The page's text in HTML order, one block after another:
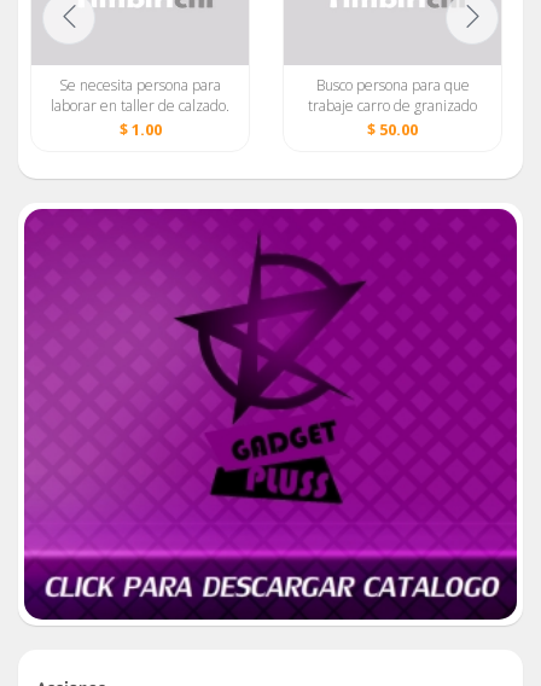
Se necesita persona para
laborar en taller de calzado.
$ 1.00
Busco persona para que
trabaje carro de granizado
$ 50.00